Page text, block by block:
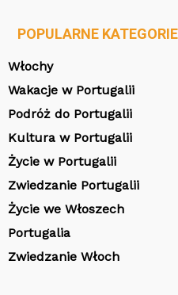
POPULARNE KATEGORIE
Włochy
Wakacje w Portugalii
Podróż do Portugalii
Kultura w Portugalii
Życie w Portugalii
Zwiedzanie Portugalii
Życie we Włoszech
Portugalia
Zwiedzanie Włoch